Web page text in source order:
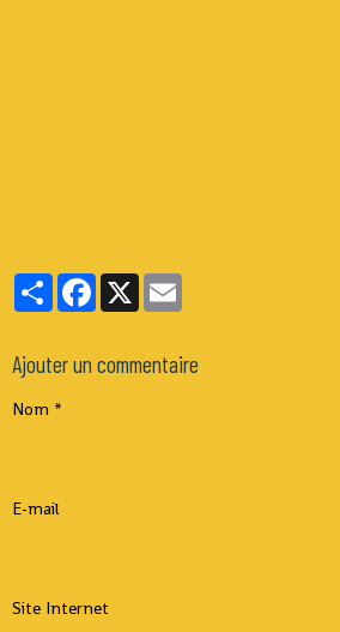
PartagerFacebook
X
Ajouter un commentaire
Nom
E-mail
Site Internet